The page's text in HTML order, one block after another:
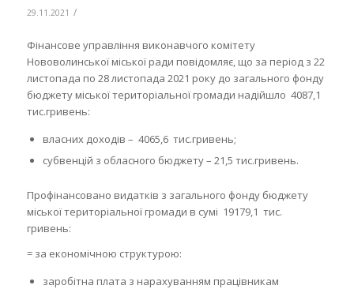
29.11.2021 /
Фінансове управління виконавчого комітету
Нововолинської міської ради повідомляє, що за період з 22
листопада по 28 листопада 2021 року до загального фонду
бюджету міської територіальної громади надійшло 4087,1
тис.гривень:
власних доходів – 4065,6 тис.гривень;
субвенцій з обласного бюджету – 21,5 тис.гривень.
Профінансовано видатків з загального фонду бюджету
міської територіальної громади в сумі 19179,1 тис.
гривень:
= за економічною структурою:
заробітна плата з нарахуванням працівникам